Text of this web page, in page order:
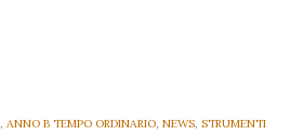
, ANNO B TEMPO ORDINARIO, NEWS, STRUMENTI